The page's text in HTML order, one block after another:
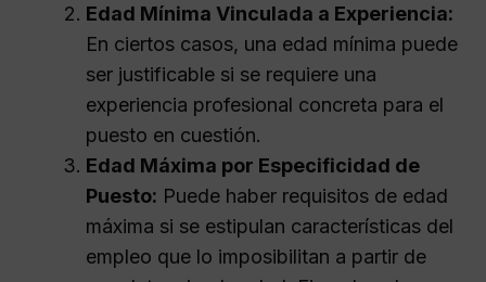
Edad Mínima Vinculada a Experiencia:
En ciertos casos, una edad mínima puede
ser justificable si se requiere una
experiencia profesional concreta para el
puesto en cuestión.
Edad Máxima por Especificidad de
Puesto: Puede haber requisitos de edad
máxima si se estipulan características del
empleo que lo imposibilitan a partir de